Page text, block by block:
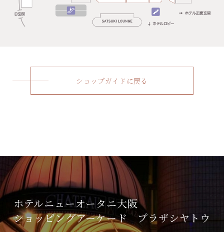
ショップガイドに戻る
ホテルニューオータニ大阪
ショッピングアーケード プラザシヤトウ